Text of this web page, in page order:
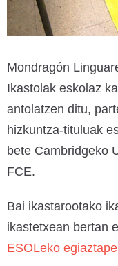
Mondragón
Ikastolak eskolaz
antolatzen ditu,
hizkuntza-tituluak
bete Cambridgeko
FCE.
Bai ikastarootako
ikastetxean bertan
ESOLeko